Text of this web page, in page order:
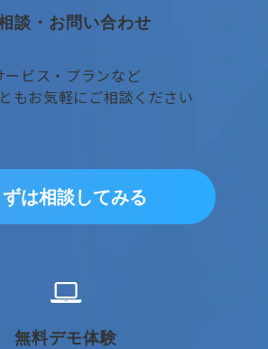
談・お問い合わせ
ービス・プランなど
もお気軽にご相談ください
ずは相談してみる
無料デモ体験